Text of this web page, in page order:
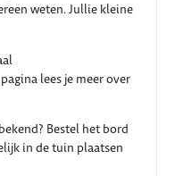
weten. Jullie kleine
lees je meer over
Bestel het bord
in de tuin plaatsen